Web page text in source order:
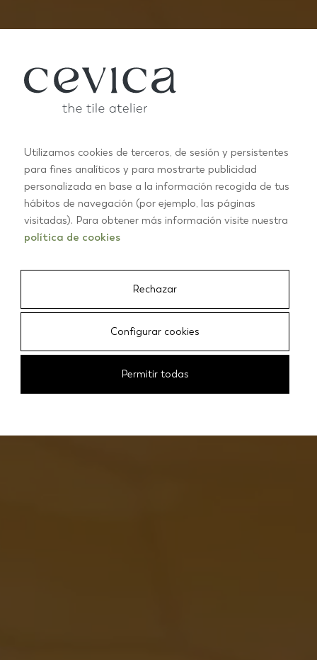
FORSCHUNG UND ENTWICKLUNG
F&E
Utilizamos cookies de terceros, de sesión y persistentes
para fines analíticos y para mostrarte publicidad
personalizada en base a la información recogida de tus
hábitos de navegación (por ejemplo, las páginas
visitadas). Para obtener más información visite nuestra
política de cookies
Rechazar
Configurar cookies
Permitir todas